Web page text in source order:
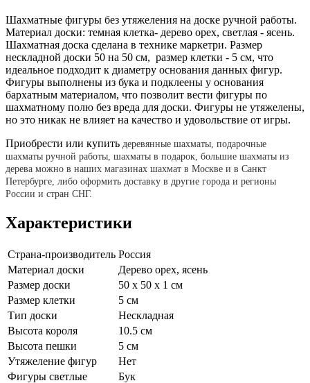
Шахматные фигуры без утяжеления на доске ручной работы.
Материал доски: темная клетка- дерево орех, светлая - ясень.
Шахматная доска сделана в технике маркетри. Размер
нескладной доски 50 на 50 см, размер клетки - 5 см, что
идеальное подходит к диаметру основания данных фигур.
Фигуры выполнены из бука и подклеены у основания
бархатным материалом, что позволит вести фигуры по
шахматному полю без вреда для доски. Фигуры не утяжелены,
но это никак не влияет на качество и удовольствие от игры.
Приобрести или купить деревянные шахматы, подарочные
шахматы ручной работы, шахматы в подарок, большие шахматы из
дерева можно в наших магазинах шахмат в Москве и в Санкт
Петербурге, либо оформить доставку в другие города и регионы
России и стран СНГ.
Характеристики
Страна-производитель Россия
Материал доски
Дерево орех, ясень
Размер доски
50 х 50 х 1 см
Размер клетки
5 см
Тип доски
Нескладная
Высота короля
10.5 см
Высота пешки
5 см
Утяжеление фигур
Нет
Фигуры светлые
Бук